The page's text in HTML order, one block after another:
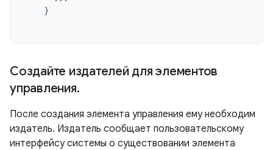
}
Создайте издателей для элементов
управления.
После создания элемента управления ему необходим
издатель. Издатель сообщает пользовательскому
интерфейсу системы о существовании элемента